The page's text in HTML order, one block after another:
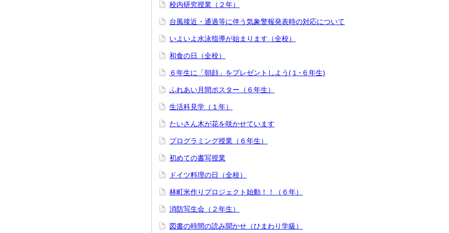
校内研究授業（２年）
台風接近・通過等に伴う気象警報発表時の対応について
いよいよ水泳指導が始まります（全校）
和食の日（全校）
６年生に「朝顔」をプレゼントしよう(１･６年生)
ふれあい月間ポスター（６年生）
生活科見学（１年）
たいさん木が花を咲かせています
プログラミング授業（６年生）
初めての書写授業
ドイツ料理の日（全校）
林町米作りプロジェクト始動！！（６年）
消防写生会（２年生）
図書の時間の読み聞かせ（ひまわり学級）